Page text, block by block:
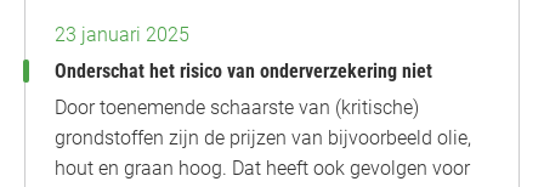
23 januari 2025
Onderschat het risico van onderverzekering niet
Door toenemende schaarste van (kritische)
grondstoffen zijn de prijzen van bijvoorbeeld olie,
hout en graan hoog. Dat heeft ook gevolgen voor